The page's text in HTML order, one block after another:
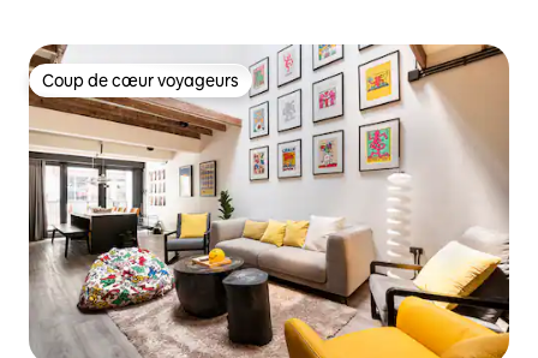
Coup de cœur voyageurs
Coup de cœur voyageurs